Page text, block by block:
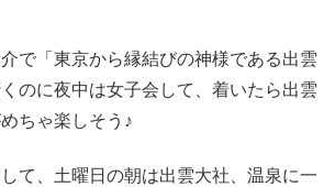
で「東京から縁結びの神様である出雲
のに夜中は女子会して、着いたら出雲
ちゃ楽しそう♪
て、土曜日の朝は出雲大社、温泉に一